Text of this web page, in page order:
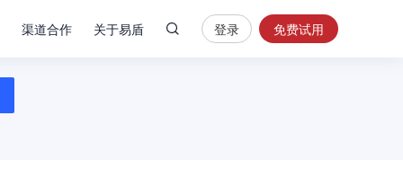
渠道合作 关于易盾 登录 免费试用